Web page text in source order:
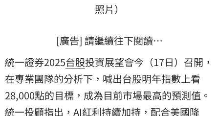
照片）
[廣告] 請繼續往下閱讀…
統一證券2025台股投資展望會今（17日）召開，
在專業團隊的分析下，喊出台股明年指數上看
28,000點的目標，成為目前市場最高的預測值。
統一投顧指出， AI紅利持續加持，配合美國降